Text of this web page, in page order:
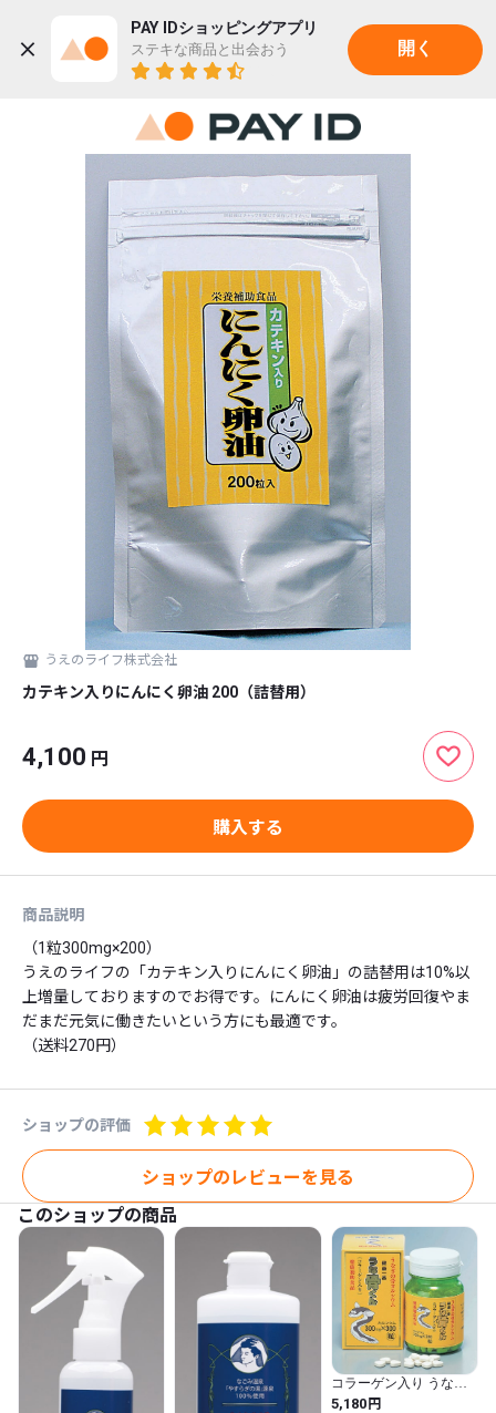
PAY IDショッピングアプリ
ステキな商品と出会おう 開く
うえのライフ株式会社
カテキン入りにんにく卵油 200（詰替用）
4,100 円
購入する
商品説明
（1粒300mg×200）
うえのライフの「カテキン入りにんにく卵油」の詰替用は10%以
上増量しておりますのでお得です。にんにく卵油は疲労回復やま
だまだ元気に働きたいという方にも最適です。
（送料270円）
ショップの評価
ショップのレビューを見る
このショップの商品
コラーゲン入り うな骨
くん90g
5,180円